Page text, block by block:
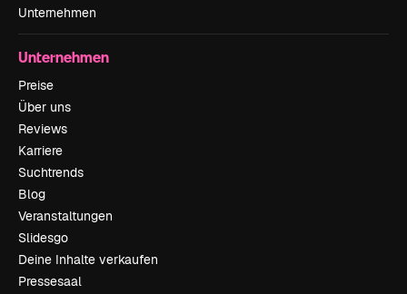
Unternehmen
Unternehmen
Preise
Über uns
Reviews
Karriere
Suchtrends
Blog
Veranstaltungen
Slidesgo
Deine Inhalte verkaufen
Pressesaal